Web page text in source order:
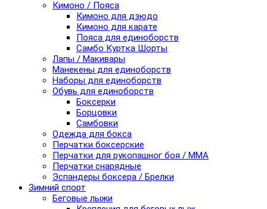
Кимоно / Пояса
Кимоно для дзюдо
Кимоно для карате
Пояса для единоборств
Самбо Куртка Шорты
Лапы / Макивары
Манекены для единоборств
Наборы для единоборств
Обувь для единоборств
Боксерки
Борцовки
Самбовки
Одежда для бокса
Перчатки боксерские
Перчатки для рукопашног боя / ММА
Перчатки снарядные
Эспандеры боксера / Брелки
Зимний спорт
Беговые лыжи